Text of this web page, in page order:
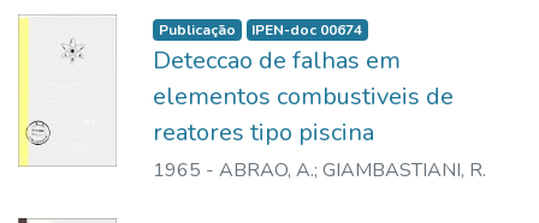
Publicação IPEN-doc 00674
Deteccao de falhas em
elementos combustiveis de
reatores tipo piscina
1965 - ABRAO, A.; GIAMBASTIANI, R.